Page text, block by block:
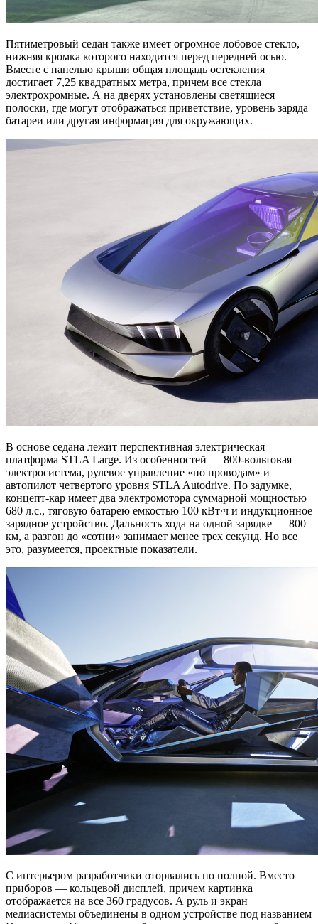
Пятиметровый седан также имеет огромное лобовое стекло,
нижняя кромка которого находится перед передней осью.
Вместе с панелью крыши общая площадь остекления
достигает 7,25 квадратных метра, причем все стекла
электрохромные. А на дверях установлены светящиеся
полоски, где могут отображаться приветствие, уровень заряда
батареи или другая информация для окружающих.
В основе седана лежит перспективная электрическая
платформа STLA Large. Из особенностей — 800-вольтовая
электросистема, рулевое управление «по проводам» и
автопилот четвертого уровня STLA Autodrive. По задумке,
концепт-кар имеет два электромотора суммарной мощностью
680 л.с., тяговую батарею емкостью 100 кВт∙ч и индукционное
зарядное устройство. Дальность хода на одной зарядке — 800
км, а разгон до «сотни» занимает менее трех секунд. Но все
это, разумеется, проектные показатели.
С интерьером разработчики оторвались по полной. Вместо
приборов — кольцевой дисплей, причем картинка
отображается на все 360 градусов. А руль и экран
медиасистемы объединены в одном устройстве под названием